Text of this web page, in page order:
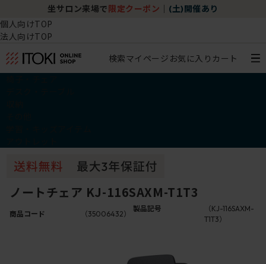
坐サロン来場で 限定クーポン (土)開催あり
個人向けTOP
法人向けTOP
検索マイページ お気に入り カート
ノートチェア KJ-116SAXM-T1T3
商品コード （35006432）
製品記号
（KJ-116SAXM-
T1T3）